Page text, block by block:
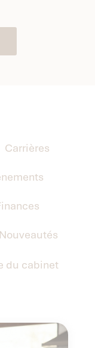
Carrières
Nouveautés
du cabinet